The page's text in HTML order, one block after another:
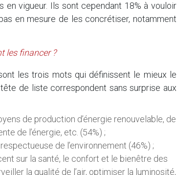
vigueur. Ils sont cependant 18% à vouloir
en mesure de les concrétiser, notamment
les financer ?
les trois mots qui définissent le mieux le
de liste correspondent sans surprise aux
de production d’énergie renouvelable, de
de l’énergie, etc. (54%) ;
de l’environnement (46%) ;
sur la santé, le confort et le bienêtre des
la qualité de l’air, optimiser la luminosité,